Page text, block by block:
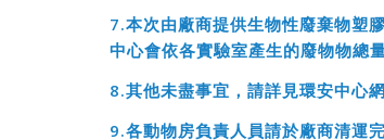
7.本次由廠商提供生物性廢棄物塑
中心會依各實驗室產生的廢物物總
8.其他未盡事宜，請詳見環安中心
9.各動物房負責人員請於廠商清運